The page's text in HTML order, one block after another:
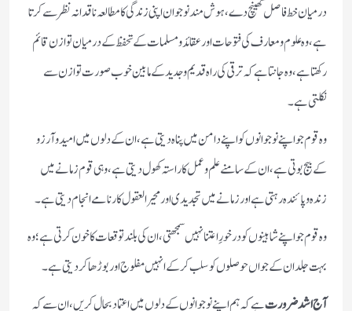
درمیان خط فاصل کھینچ دے، ہوش مند نوجوان اپنی زندگی کا مطالعہ ناقدانہ نظر سے کرتا
ہے، وہ علوم و معارف کی فتوحات اور عقائد و مسلمات کے تحفظ کے درمیان توازن قائم
رکھتا ہے، وہ جانتا ہے کہ ترقی کی راہ قدیم وجدید کے مابین خوب صورت توازن سے
نکلتی ہے۔
وہ قوم جو اپنے نوجوانوں کو اپنے دامن میں پناہ دیتی ہے، ان کے دلوں میں امید و آرزو
کے بیج بوتی ہے، ان کے سامنے علم و عمل کا راستہ کھول دیتی ہے، وہی قوم زمانے میں
زندہ وپائندہ رہتی ہے اور زمانے میں تجدیدی اور محیر العقول کارنامے انجام دیتی ہے۔
وہ قوم جو اپنے شاہینوں کو درخورِ اعتنا نہیں سمجھتی، ان کی بلند توقعات کا خون کرتی ہے؛ وہ
بہت جلد ان کے جواں حوصلوں کو سلب کرکے انہیں مفلوج اور بوڑھا کردیتی ہے۔
آج اشد ضرورتہے کہ ہم اپنے نوجوانوں کے دلوں میں اعتماد بحال کریں، ان سے کہ